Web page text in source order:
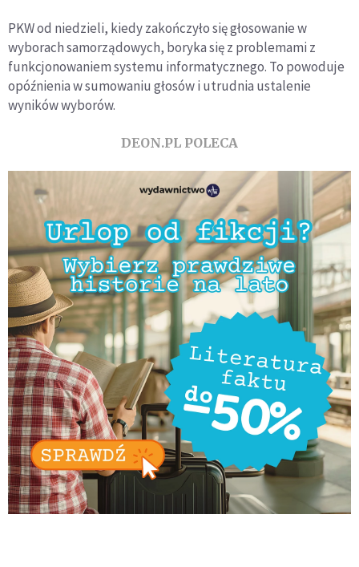
PKW od niedzieli, kiedy zakończyło się głosowanie w
wyborach samorządowych, boryka się z problemami z
funkcjonowaniem systemu informatycznego. To powoduje
opóźnienia w sumowaniu głosów i utrudnia ustalenie
wyników wyborów.
DEON.PL POLECA